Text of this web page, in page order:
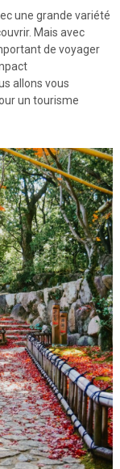
une grande variété
Mais avec
de voyager
allons vous
un tourisme